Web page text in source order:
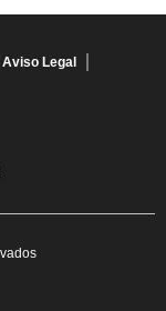
Aviso Legal